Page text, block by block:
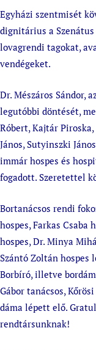
Egyházi szentmisét
dignitárius a
lovagrendi tagokat,
vendégeket.
Dr. Mészáros Sándor,
legutóbbi döntését,
Róbert, Kajtár Piroska,
János, Sutyinszki
immár hospes és
fogadott. Szeretettel
Bortanácsos rendi
hospes, Farkas Csaba
hospes, Dr. Minya
Szántó Zoltán hospes
Borbíró, illetve
Gábor tanácsos,
dáma lépett elő.
rendtársunknak!